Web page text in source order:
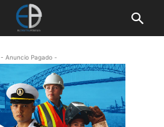
- Anuncio Pagado -